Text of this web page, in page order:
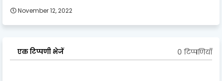
November 12, 2022
एक टिप्पणी भेजें 0 टिप्पणियाँ